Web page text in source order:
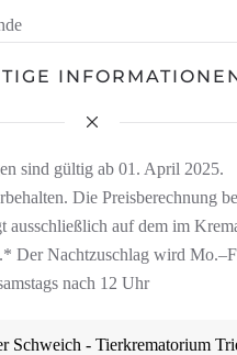
sind gültig ab 01. April 2025.
Die Preisberechnung
ausschließlich auf dem im
Der Nachtzuschlag wird
nach 12 Uhr
Schweich - Tierkrematorium